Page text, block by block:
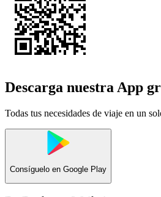
Descarga nuestra App
Todas tus necesidades de viaje en un
Consíguelo en Google Play